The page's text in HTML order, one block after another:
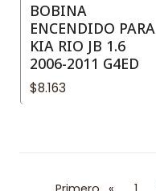
BOBINA
ENCENDIDO PARA
KIA RIO JB 1.6
2006-2011 G4ED
$8.163